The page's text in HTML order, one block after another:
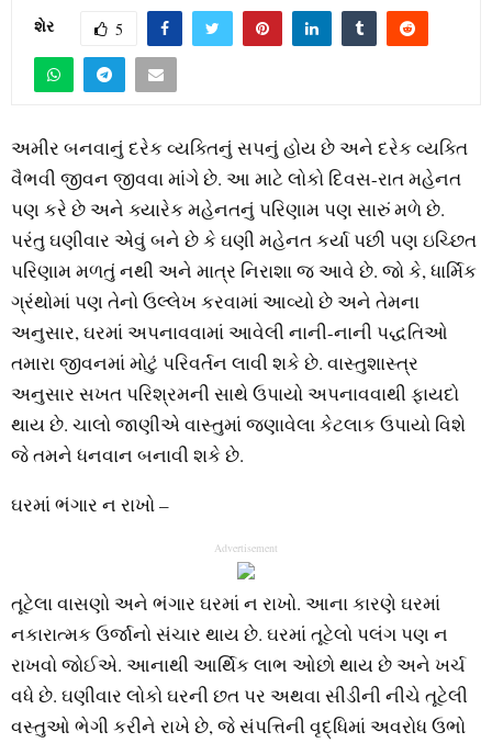
શેર 5
અમીર બનવાનું દરેક વ્યક્તિનું સપનું હોય છે અને દરેક વ્યક્તિ
વૈભવી જીવન જીવવા માંગે છે. આ માટે લોકો દિવસ-રાત મહેનત
પણ કરે છે અને ક્યારેક મહેનતનું પરિણામ પણ સારું મળે છે.
પરંતુ ઘણીવાર એવું બને છે કે ઘણી મહેનત કર્યા પછી પણ ઇચ્છિત
પરિણામ મળતું નથી અને માત્ર નિરાશા જ આવે છે. જો કે, ધાર્મિક
ગ્રંથોમાં પણ તેનો ઉલ્લેખ કરવામાં આવ્યો છે અને તેમના
અનુસાર, ઘરમાં અપનાવવામાં આવેલી નાની-નાની પદ્ધતિઓ
તમારા જીવનમાં મોટું પરિવર્તન લાવી શકે છે. વાસ્તુશાસ્ત્ર
અનુસાર સખત પરિશ્રમની સાથે ઉપાયો અપનાવવાથી ફાયદો
થાય છે. ચાલો જાણીએ વાસ્તુમાં જણાવેલા કેટલાક ઉપાયો વિશે
જે તમને ધનવાન બનાવી શકે છે.
ઘરમાં ભંગાર ન રાખો –
Advertisement
તૂટેલા વાસણો અને ભંગાર ઘરમાં ન રાખો. આના કારણે ઘરમાં
નકારાત્મક ઉર્જાનો સંચાર થાય છે. ઘરમાં તૂટેલો પલંગ પણ ન
રાખવો જોઈએ. આનાથી આર્થિક લાભ ઓછો થાય છે અને ખર્ચ
વધે છે. ઘણીવાર લોકો ઘરની છત પર અથવા સીડીની નીચે તૂટેલી
વસ્તુઓ ભેગી કરીને રાખે છે, જે સંપત્તિની વૃદ્ધિમાં અવરોધ ઉભો